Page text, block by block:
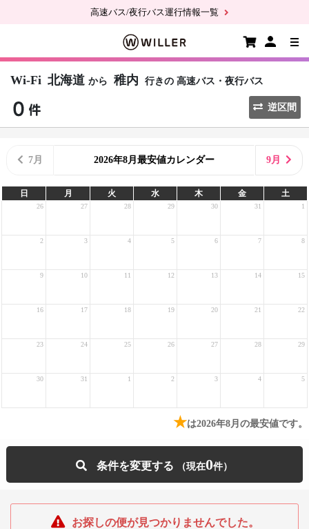
高速バス/夜行バス運行情報一覧
Wi-Fi 北海道 から 稚内 行きの 高速バス・夜行バス
逆区間
7月 2026年8月最安値カレンダー 9月
日 月 火 水 木 金 土
26 27 28 29 30 31 1
2 3 4 5 6 7 8
9 10 11 12 13 14 15
16 17 18 19 20 21 22
23 24 25 26 27 28 29
30 31 1 2 3 4 5
★は2026年8月の最安値です。
条件を変更する 0
お探しの便が見つかりませんでした。